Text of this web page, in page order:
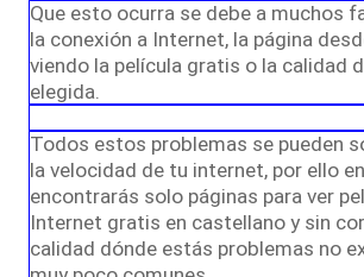
Que esto ocurra se debe a muchos
la conexión a Internet, la página
viendo la película gratis o la calidad
elegida.
Todos estos problemas se pueden
la velocidad de tu internet, por ello
encontrarás solo páginas para ver
Internet gratis en castellano y sin
calidad dónde estás problemas no